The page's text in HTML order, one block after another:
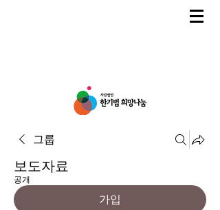
그룹
보도자료
공개
가입